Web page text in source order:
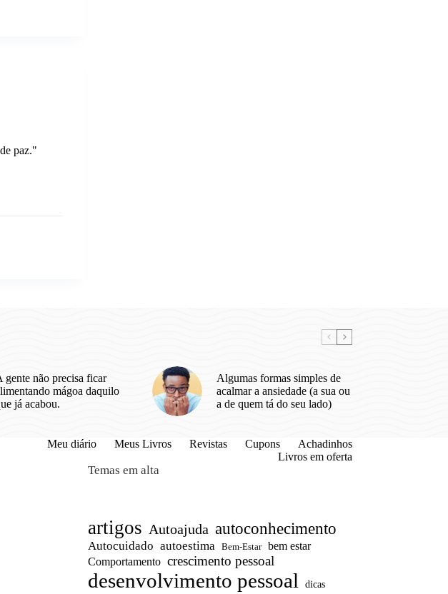
paz."
gente não precisa ficar
mágoa daquilo
já acabou.
Algumas formas simples de
acalmar a ansiedade (a sua ou
a de quem tá do seu lado)
Meu diário Meus Livros Revistas Cupons
Achadinhos
Livros em oferta
Temas em alta
artigos Autoajuda autoconhecimento
Autocuidado autoestima Bem-Estar
bem estar
Comportamento crescimento pessoal
desenvolvimento pessoal dicas